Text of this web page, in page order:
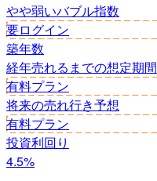
やや弱いバブル指数
要ログイン
築年数
経年売れるまでの想定期間
有料プラン
将来の売れ行き予想
有料プラン
投資利回り
4.5%